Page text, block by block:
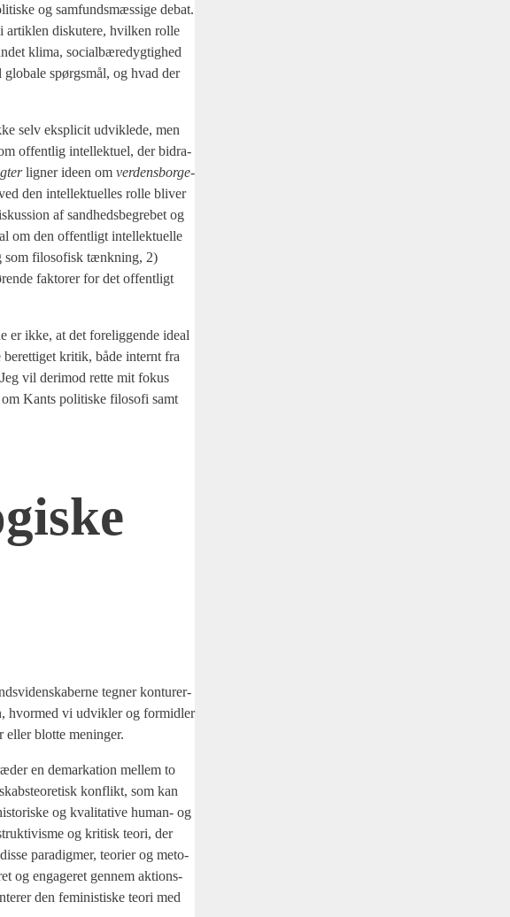
og sam­funds­mæs­si­ge debat.
artik­len dis­ku­te­re, hvil­ken rol­le
kli­ma, soci­al­bæ­re­dyg­tig­hed
spørgs­mål, og hvad der
selv eks­pli­cit udvik­le­de, men
offent­lig intel­lek­tu­el, der bidra­
lig­ner ide­en om ver­dens­bor­ge­
den intel­lek­tu­el­les rol­le bli­ver
af sand­heds­be­gre­bet og
om den offent­ligt intel­lek­tu­el­le
som filo­so­fisk tænk­ning, 2)
fak­to­rer for det offent­ligt
er ikke, at det fore­lig­gen­de ide­al
kri­tik, både inter­nt fra
vil der­i­mod ret­te mit fokus
Kants poli­ti­ske filo­so­fi samt
teg­ner kon­tu­rer­
hvor­med vi udvik­ler og for­mid­ler
eller blot­te menin­ger.
en demar­ka­tion mel­lem to
kon­flikt, som kan
og kva­li­ta­ti­ve human- og
og kri­tisk teo­ri, der
para­dig­mer, teo­ri­er og meto­
og enga­ge­ret gen­nem aktions­
den femi­ni­sti­ske teo­ri med